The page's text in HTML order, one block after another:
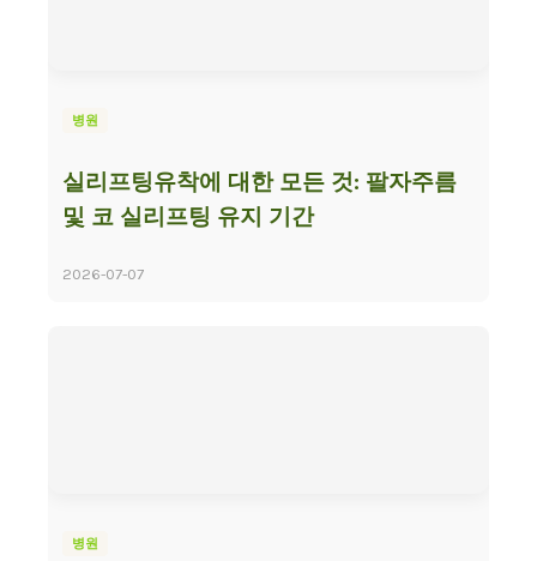
병원
실리프팅유착에 대한 모든 것: 팔자주름
및 코 실리프팅 유지 기간
2026-07-07
병원